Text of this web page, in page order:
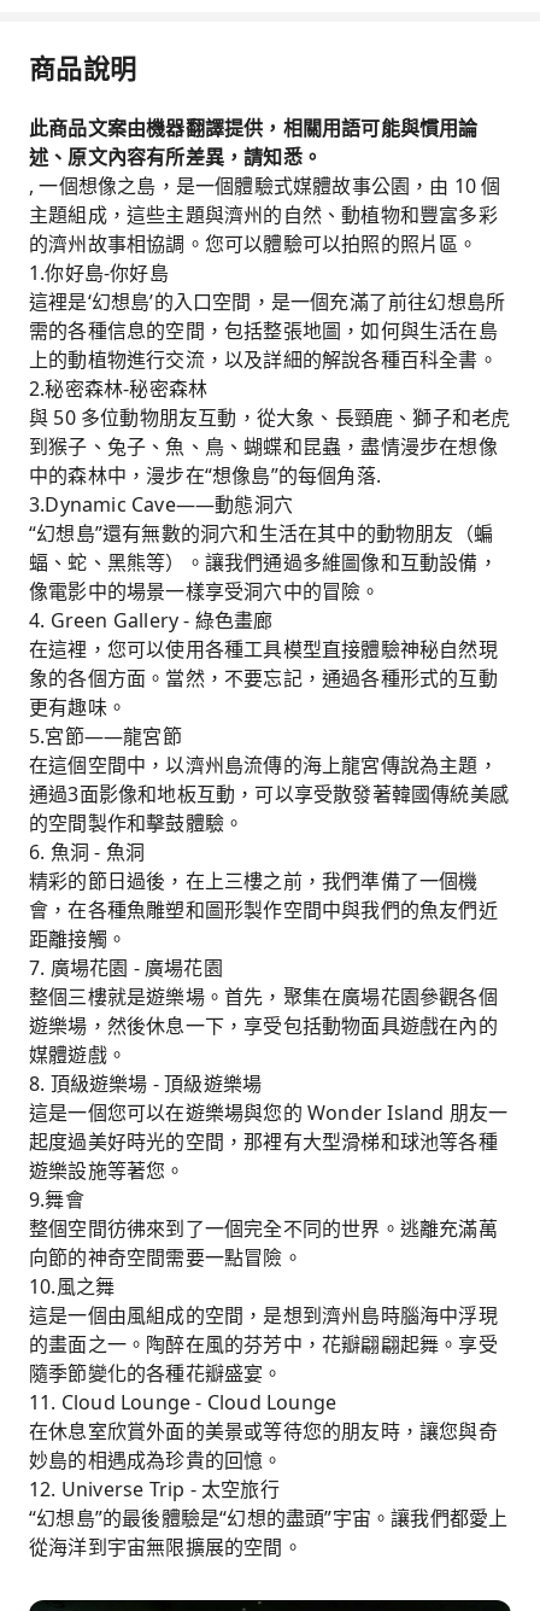
商品說明
此商品文案由機器翻譯提供，相關用語可能與慣用論
述、原文內容有所差異，請知悉。
, 一個想像之島，是一個體驗式媒體故事公園，由 10 個
主題組成，這些主題與濟州的自然、動植物和豐富多彩
的濟州故事相協調。您可以體驗可以拍照的照片區。
1.你好島-你好島
這裡是‘幻想島’的入口空間，是一個充滿了前往幻想島所
需的各種信息的空間，包括整張地圖，如何與生活在島
上的動植物進行交流，以及詳細的解說各種百科全書。
2.秘密森林-秘密森林
與 50 多位動物朋友互動，從大象、長頸鹿、獅子和老虎
到猴子、兔子、魚、鳥、蝴蝶和昆蟲，盡情漫步在想像
中的森林中，漫步在“想像島”的每個角落.
3.Dynamic Cave——動態洞穴
“幻想島”還有無數的洞穴和生活在其中的動物朋友（蝙
蝠、蛇、黑熊等）。讓我們通過多維圖像和互動設備，
像電影中的場景一樣享受洞穴中的冒險。
4. Green Gallery - 綠色畫廊
在這裡，您可以使用各種工具模型直接體驗神秘自然現
象的各個方面。當然，不要忘記，通過各種形式的互動
更有趣味。
5.宮節——龍宮節
在這個空間中，以濟州島流傳的海上龍宮傳說為主題，
通過3面影像和地板互動，可以享受散發著韓國傳統美感
的空間製作和擊鼓體驗。
6. 魚洞 - 魚洞
精彩的節日過後，在上三樓之前，我們準備了一個機
會，在各種魚雕塑和圖形製作空間中與我們的魚友們近
距離接觸。
7. 廣場花園 - 廣場花園
整個三樓就是遊樂場。首先，聚集在廣場花園參觀各個
遊樂場，然後休息一下，享受包括動物面具遊戲在內的
媒體遊戲。
8. 頂級遊樂場 - 頂級遊樂場
這是一個您可以在遊樂場與您的 Wonder Island 朋友一
起度過美好時光的空間，那裡有大型滑梯和球池等各種
遊樂設施等著您。
9.舞會
整個空間彷彿來到了一個完全不同的世界。逃離充滿萬
向節的神奇空間需要一點冒險。
10.風之舞
這是一個由風組成的空間，是想到濟州島時腦海中浮現
的畫面之一。陶醉在風的芬芳中，花瓣翩翩起舞。享受
隨季節變化的各種花瓣盛宴。
11. Cloud Lounge - Cloud Lounge
在休息室欣賞外面的美景或等待您的朋友時，讓您與奇
妙島的相遇成為珍貴的回憶。
12. Universe Trip - 太空旅行
“幻想島”的最後體驗是“幻想的盡頭”宇宙。讓我們都愛上
從海洋到宇宙無限擴展的空間。